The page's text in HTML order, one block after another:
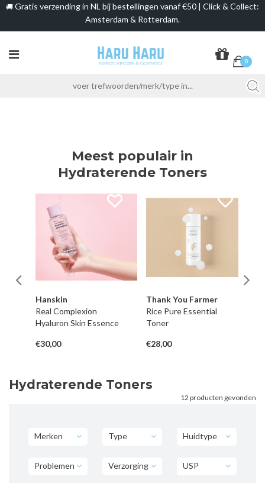
🚚 Gratis verzending in NL bij bestellingen vanaf €50 | Click & Collect:
Amsterdam & Rotterdam.
0
Meest populair in
Hydraterende Toners
Hanskin
Real Complexion
Hyaluron Skin Essence
€30,00
Thank You Farmer
Rice Pure Essential
Toner
€28,00
Hydraterende Toners
12 producten gevonden
Merken Type Huidtype
Problemen Verzorging USP